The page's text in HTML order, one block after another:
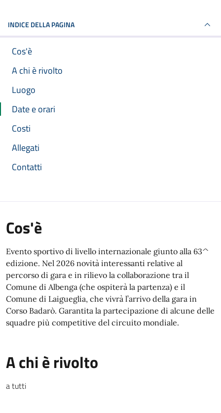
INDICE DELLA PAGINA
Cos'è
A chi è rivolto
Luogo
Date e orari
Costi
Allegati
Contatti
Cos'è
Evento sportivo di livello internazionale giunto alla 63^
edizione. Nel 2026 novità interessanti relative al
percorso di gara e in rilievo la collaborazione tra il
Comune di Albenga (che ospiterà la partenza) e il
Comune di Laigueglia, che vivrà l’arrivo della gara in
Corso Badarò. Garantita la partecipazione di alcune delle
squadre più competitive del circuito mondiale.
A chi è rivolto
a tutti